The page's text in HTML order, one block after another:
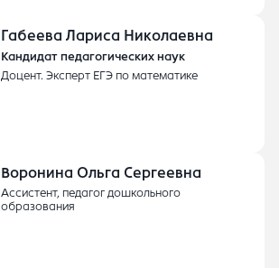
Габеева Лариса Николаевна
Кандидат педагогических наук
Доцент. Эксперт ЕГЭ по математике
Воронина Ольга Сергеевна
Ассистент, педагог дошкольного
образования